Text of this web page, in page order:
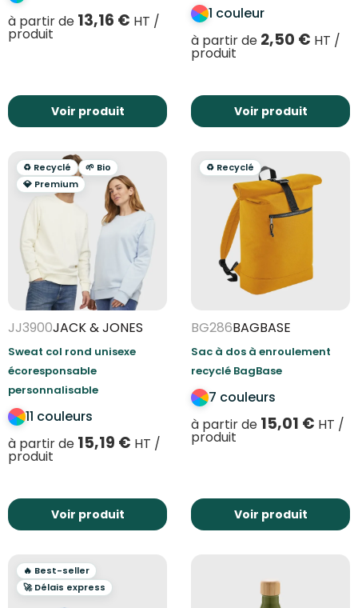
à partir de 13,16 € HT /
produit
Voir produit
1 couleur
à partir de 2,50 € HT /
produit
Voir produit
♻️ Recyclé
🌱 Bio
💎 Premium
JJ3900JACK & JONES
Sweat col rond unisexe
écoresponsable
personnalisable
11 couleurs
à partir de 15,19 € HT /
produit
Voir produit
♻️ Recyclé
BG286BAGBASE
Sac à dos à enroulement
recyclé BagBase
7 couleurs
à partir de 15,01 € HT /
produit
Voir produit
🔥 Best-seller
🚀 Délais express